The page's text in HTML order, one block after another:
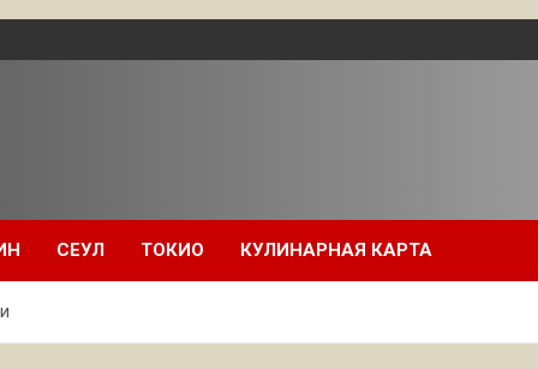
СЕУЛ ТОКИО КУЛИНАРНАЯ КАРТА